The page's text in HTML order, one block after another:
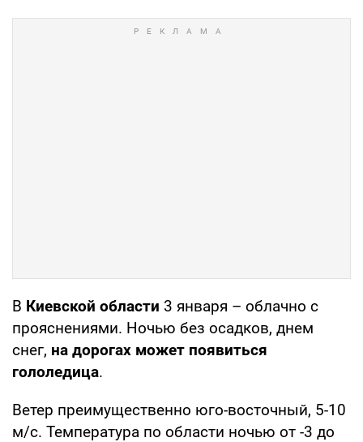
В Киевской области 3 января – облачно с
прояснениями. Ночью без осадков, днем
снег, на дорогах может появиться
гололедица.
Ветер преимущественно юго-восточный, 5-10
м/с. Температура по области ночью от -3 до